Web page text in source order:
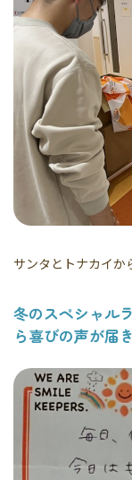
サンタとトナカイ
冬のスペシャル
ら喜びの声が届